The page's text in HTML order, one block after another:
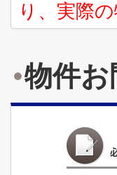
り、実際
物件お